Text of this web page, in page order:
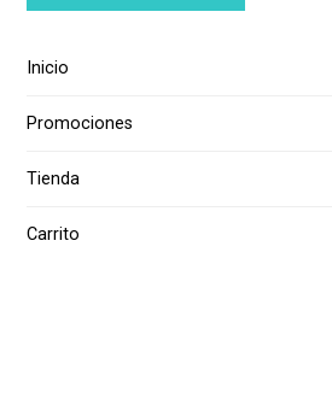
Inicio
Promociones
Tienda
Carrito